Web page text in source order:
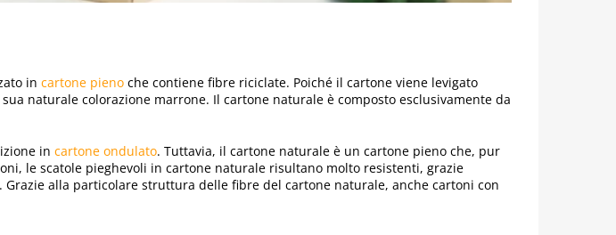
in cartone pieno che contiene fibre riciclate. Poiché il cartone viene levigato
naturale colorazione marrone. Il cartone naturale è composto esclusivamente da
in cartone ondulato. Tuttavia, il cartone naturale è un cartone pieno che, pur
le scatole pieghevoli in cartone naturale risultano molto resistenti, grazie
alla particolare struttura delle fibre del cartone naturale, anche cartoni con